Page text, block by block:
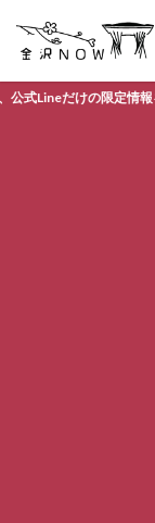
の限定情報を配信中！